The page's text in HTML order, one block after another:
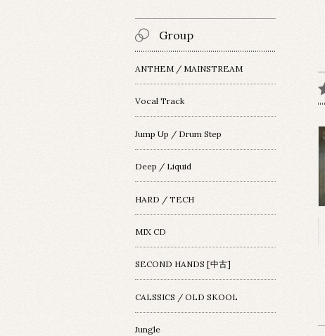
Group
ANTHEM / MAINSTREAM
Vocal Track
Jump Up / Drum Step
Deep / Liquid
HARD / TECH
MIX CD
SECOND HANDS [中古]
CALSSICS / OLD SKOOL
Jungle